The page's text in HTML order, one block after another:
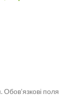
Обов’язкові поля